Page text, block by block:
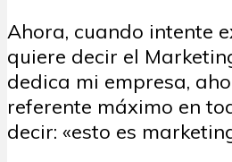
Ahora, cuando intente
quiere decir el
dedica mi empresa,
referente máximo en
decir: «esto es